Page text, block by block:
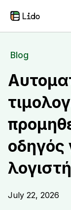
Blog
οδηγός
July 22, 2026